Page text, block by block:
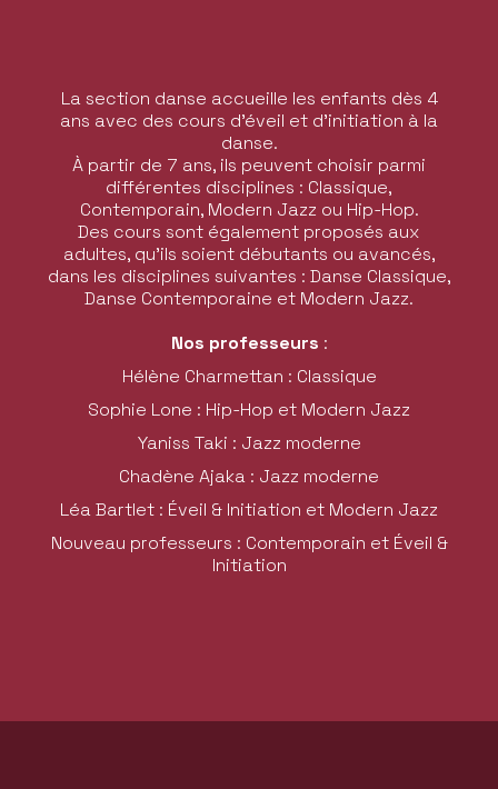
La section danse accueille les enfants dès 4
ans avec des cours d’éveil et d’initiation à la
danse.
À partir de 7 ans, ils peuvent choisir parmi
différentes disciplines : Classique,
Contemporain, Modern Jazz ou Hip-Hop.
Des cours sont également proposés aux
adultes, qu’ils soient débutants ou avancés,
dans les disciplines suivantes : Danse Classique,
Danse Contemporaine et Modern Jazz.
Nos professeurs :
Hélène Charmettan : Classique
Sophie Lone : Hip-Hop et Modern Jazz
Yaniss Taki : Jazz moderne
Chadène Ajaka : Jazz moderne
Léa Bartlet : Éveil & Initiation et Modern Jazz
Nouveau professeurs : Contemporain et Éveil &
Initiation